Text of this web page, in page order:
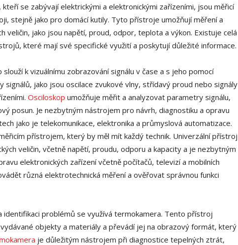
kteří se zabývají elektrickými a elektronickými zařízeními, jsou měřicí
stejně jako pro domácí kutily. Tyto přístroje umožňují měření a
veličin, jako jsou napětí, proud, odpor, teplota a výkon. Existuje celá
které mají své specifické využití a poskytují důležité informace.
k vizuálnímu zobrazování signálu v čase a s jeho pomocí
signálů, jako jsou oscilace zvukové vlny, střídavý proud nebo signály
Osciloskop umožňuje měřit a analyzovat parametry signálu,
posun. Je nezbytným nástrojem pro návrh, diagnostiku a opravu
jako je telekomunikace, elektronika a průmyslová automatizace.
přístrojem, který by měl mít každý technik. Univerzální přístroj
veličin, včetně napětí, proudu, odporu a kapacity a je nezbytným
elektronických zařízení včetně počítačů, televizí a mobilních
různá elektrotechnická měření a ověřovat správnou funkci
identifikaci problémů se využívá termokamera. Tento přístroj
objekty a materiály a převádí jej na obrazový formát, který
je důležitým nástrojem při diagnostice tepelných ztrát,